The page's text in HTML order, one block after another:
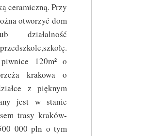
ceramiczną. Przy
otworzyć dom
działalność
120m² o
krakowa o
z pięknym
jest w stanie
trasy kraków-
000 pln o tym